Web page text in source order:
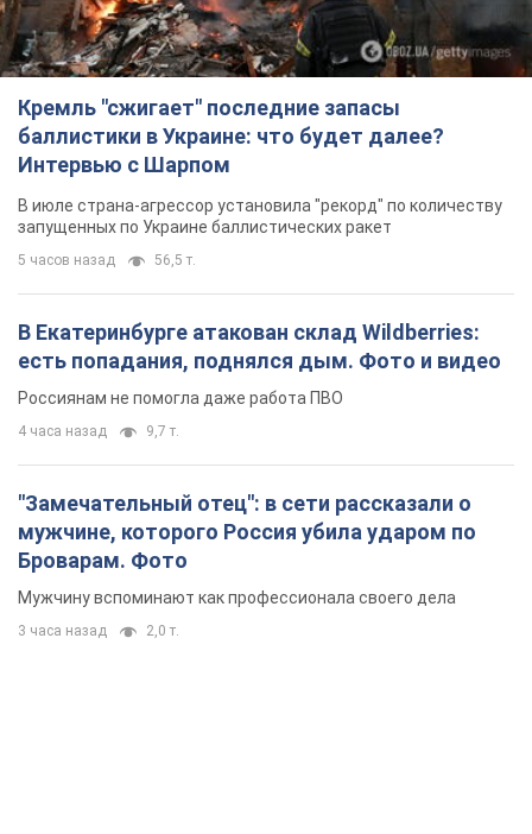
Кремль "сжигает" последние запасы
баллистики в Украине: что будет далее?
Интервью с Шарпом
В июле страна-агрессор установила "рекорд" по количеству
запущенных по Украине баллистических ракет
5 часов назад 56,5 т.
В Екатеринбурге атакован склад Wildberries:
есть попадания, поднялся дым. Фото и видео
Россиянам не помогла даже работа ПВО
4 часа назад 9,7 т.
"Замечательный отец": в сети рассказали о
мужчине, которого Россия убила ударом по
Броварам. Фото
Мужчину вспоминают как профессионала своего дела
3 часа назад 2,0 т.